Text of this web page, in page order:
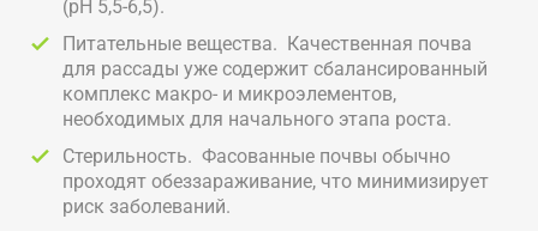
(pH 5,5-6,5).
Питательные вещества. Качественная почва
для рассады уже содержит сбалансированный
комплекс макро- и микроэлементов,
необходимых для начального этапа роста.
Стерильность. Фасованные почвы обычно
проходят обеззараживание, что минимизирует
риск заболеваний.